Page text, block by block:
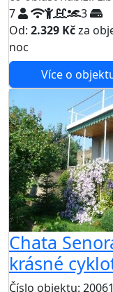
7
3
Od: 2.329 Kčza
noc
Více o
Chata
krásné
Číslo objektu: